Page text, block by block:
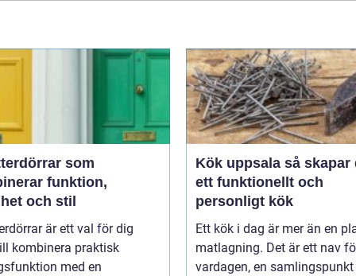
som
funktion,
och stil
är ett val för dig
kombinera praktisk
med en
Kök uppsala så skapar du
ett funktionellt och
personligt kök
Ett kök i dag är mer än en
matlagning. Det är ett nav
vardagen, en